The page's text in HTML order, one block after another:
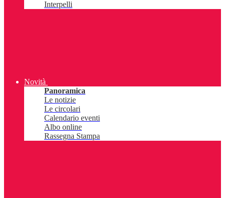
Interpelli
Novità
Panoramica
Le notizie
Le circolari
Calendario eventi
Albo online
Rassegna Stampa